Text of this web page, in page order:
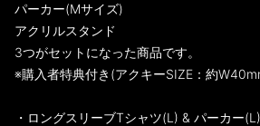
パーカー(Mサイズ)
アクリルスタンド
3つがセットになった商品です。
※購入者特典付き(アクキーSIZE：約
・ロングスリーブTシャツ(L) & パーカー